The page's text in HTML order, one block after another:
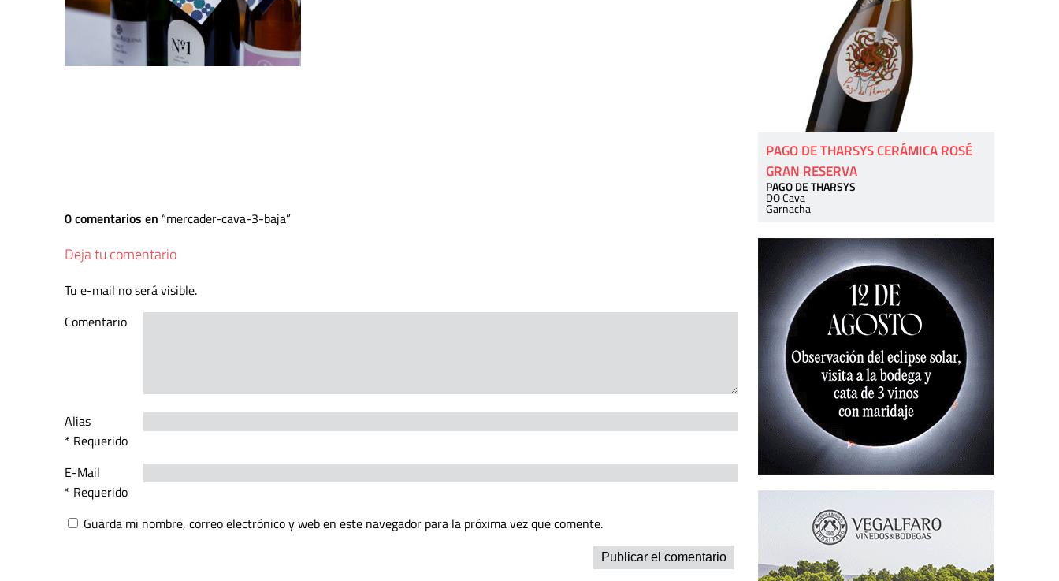
0 comentarios en mercader-cava-3-baja
Deja tu comentario
Tu e-mail no será visible.
Comentario
Alias
* Requerido
E-Mail
* Requerido
Guarda mi nombre, correo electrónico y web en este navegador para la próxima vez que comente.
PAGO DE THARSYS CERÁMICA ROSÉ
GRAN RESERVA
PAGO DE THARSYS
DO Cava
Garnacha